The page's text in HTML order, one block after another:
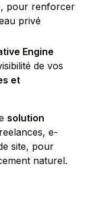
, pour renforcer
privé
Engine
de vos
et
solution
e-
site, pour
naturel.